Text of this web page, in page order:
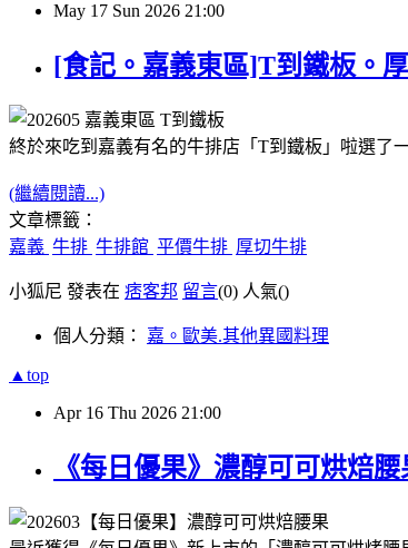
May 17 Sun 2026 21:00
[食記。嘉義東區]T到鐵板。
終於來吃到嘉義有名的牛排店「T到鐵板」啦選了
(繼續閱讀...)
文章標籤：
嘉義 牛排 牛排館 平價牛排 厚切牛排
小狐尼 發表在 痞客邦 留言(0) 人氣()
個人分類： 嘉。歐美.其他異國料理
▲top
Apr 16 Thu 2026 21:00
《每日優果》濃醇可可烘焙